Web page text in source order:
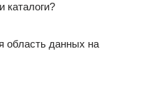
каталоги?
область данных на